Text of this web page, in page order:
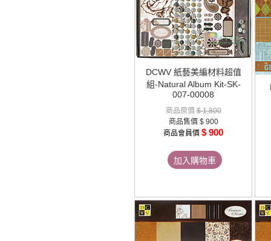
DCWV 紙藝美編材料超值
組-Natural Album Kit-SK-
007-00008
商品原價$ 1,800
商品售價 $ 900
商品會員價 $ 900
加入購物車